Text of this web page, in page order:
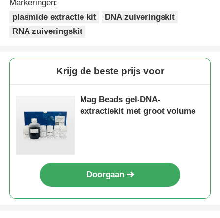
Markeringen:
plasmide extractie kit
DNA zuiveringskit
RNA zuiveringskit
Krijg de beste prijs voor
Mag Beads gel-DNA-
extractiekit met groot volume
Doorgaan